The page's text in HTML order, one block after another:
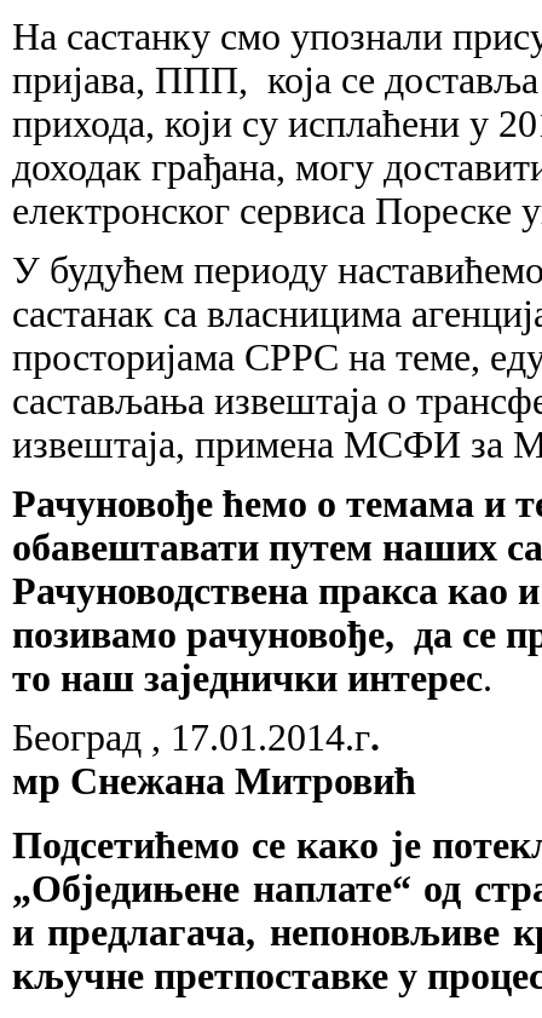
На састанку смо упознали
пријава, ППП, која се
прихода, који су исплаћени у
доходак грађана, могу
електронског сервиса Пореске
У будућем периоду
састанак са власницима
просторијама СРРС на теме,
састављања извештаја о
извештаја, примена МСФИ за
Рачуновође ћемо о темама и
обавештавати путем наших
Рачуноводствена пракса
позивамо рачуновође, да се
то наш заједнички интерес.
Београд , 17.01.2014.г.
мр Снежана Митровић
Подсетићемо се како је
„Обједињене наплате“ од
и предлагача, непоновљиве
кључне претпоставке у